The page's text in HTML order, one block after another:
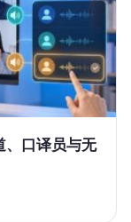
、口译员与无